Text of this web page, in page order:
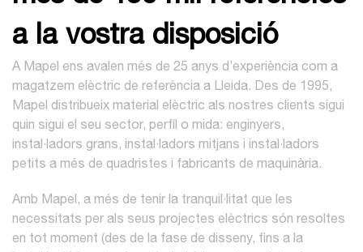
a la vostra disposició
A Mapel ens avalen més de 25 anys d’experiència com a
magatzem elèctric de referència a Lleida. Des de 1995,
Mapel distribueix material elèctric als nostres clients sigui
quin sigui el seu sector, perfil o mida: enginyers,
instal·ladors grans, instal·ladors mitjans i instal·ladors
petits a més de quadristes i fabricants de maquinària.
Amb Mapel, a més de tenir la tranquil·litat que les
necessitats per als seus projectes elèctrics són resoltes
en tot moment (des de la fase de disseny, fins a la